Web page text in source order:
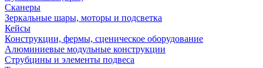
Сканеры
Зеркальные шары, моторы и подсветка
Кейсы
Конструкции, фермы, сценическое оборудование
Алюминиевые модульные конструкции
Струбцины и элементы подвеса